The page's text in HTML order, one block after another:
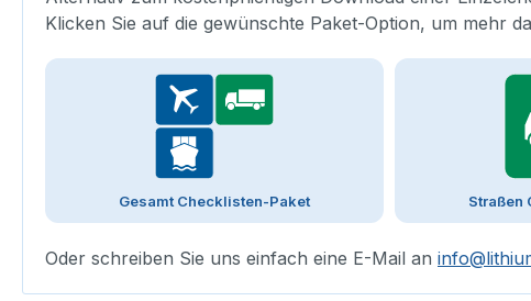
Klicken Sie auf die gewünschte Paket-Option, um mehr
Gesamt Checklisten-Paket Straßen
Oder schreiben Sie uns einfach eine E-Mail an